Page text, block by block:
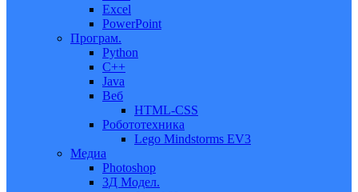
Excel
PowerPoint
Програм.
Python
C++
Java
Веб
HTML-CSS
Робототехника
Lego Mindstorms EV3
Медиа
Photoshop
3Д Модел.